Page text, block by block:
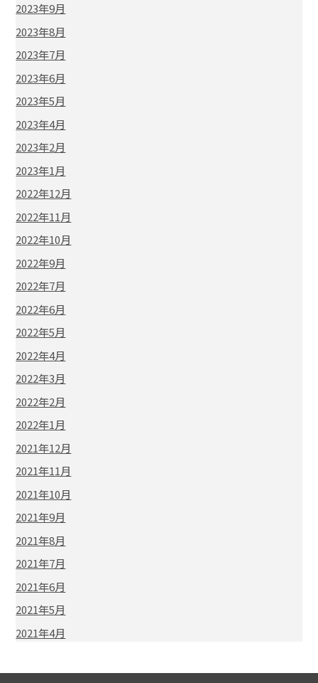
2023年9月
2023年8月
2023年7月
2023年6月
2023年5月
2023年4月
2023年2月
2023年1月
2022年12月
2022年11月
2022年10月
2022年9月
2022年7月
2022年6月
2022年5月
2022年4月
2022年3月
2022年2月
2022年1月
2021年12月
2021年11月
2021年10月
2021年9月
2021年8月
2021年7月
2021年6月
2021年5月
2021年4月